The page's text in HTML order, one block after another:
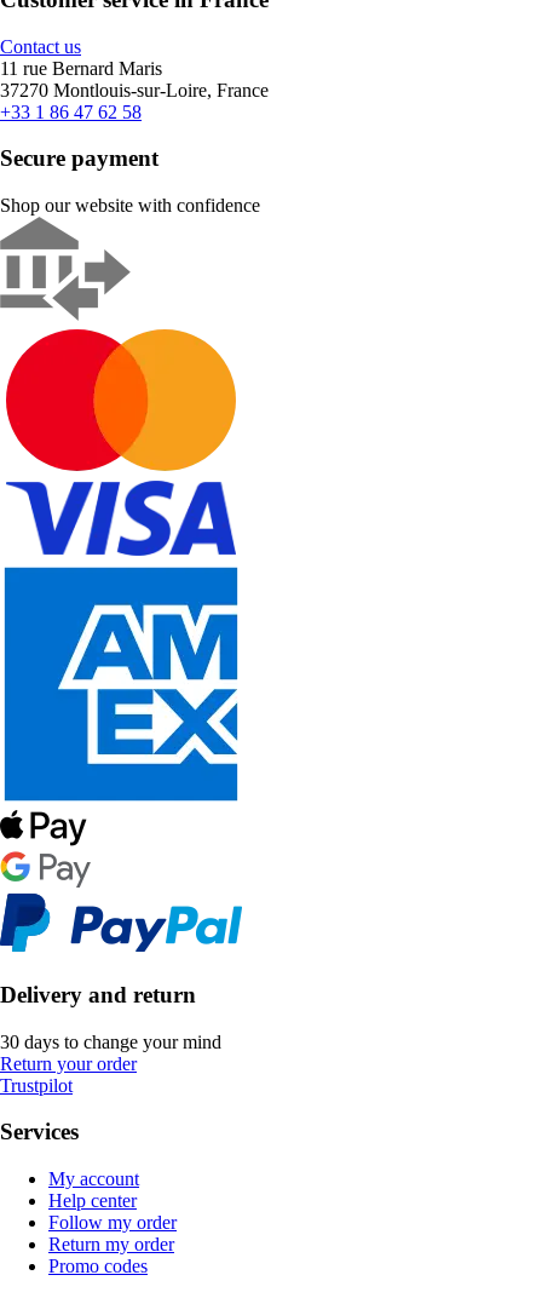
Contact us
11 rue Bernard Maris
37270 Montlouis-sur-Loire, France
+33 1 86 47 62 58
Secure payment
Shop our website with confidence
Delivery and return
30 days to change your mind
Return your order
Trustpilot
Services
My account
Help center
Follow my order
Return my order
Promo codes